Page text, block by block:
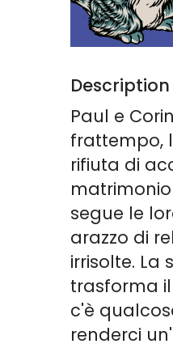
Description
Paul e
frattempo,
rifiuta di
segue le
arazzo di
irrisolte.
trasforma
c'è
renderci